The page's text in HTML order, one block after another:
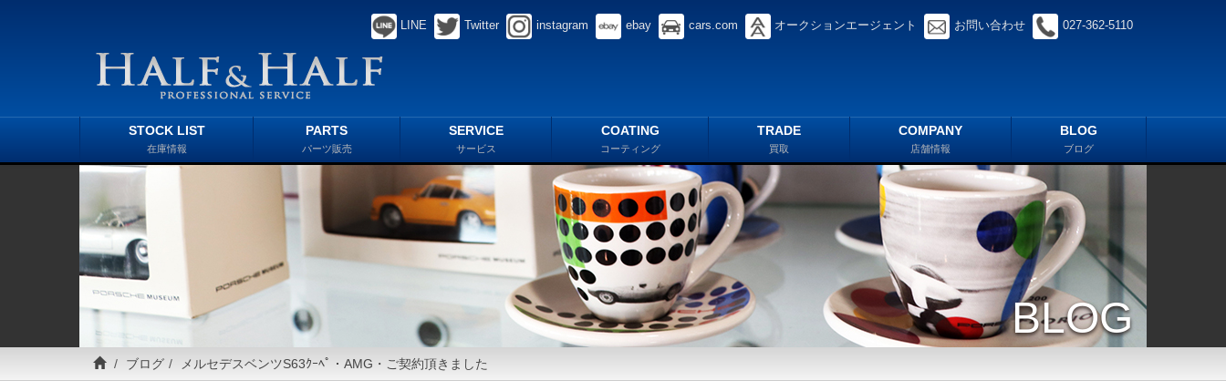
LINE Twitter instagram ebay cars.com オークションエージェント お問い合わせ 027-362-5110
STOCK LIST
在庫情報
PARTS
パーツ販売
SERVICE
サービス
COATING
コーティング
TRADE
買取
COMPANY
店舗情報
BLOG
ブログ
BLOG
ブログ メルセデスベンツS63ｸｰﾍﾟ・AMG・ご契約頂きました